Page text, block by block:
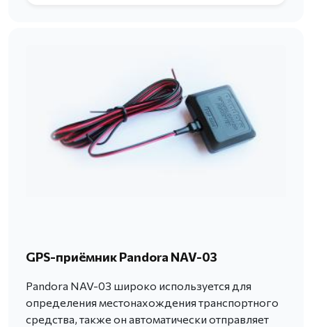
GPS-приёмник Pandora NAV-03
Pandora NAV-03 широко используется для
определения местонахождения транспортного
средства, также он автоматически отправляет